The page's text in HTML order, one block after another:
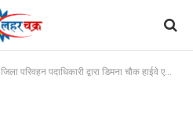
जिला परिवहन पदाधिकारी द्वारा डिमना चौक हाईवे एवं मरीन ड्राईव में चलाया गया जांच अभियानl नो पार्किंग में खड़े 4 वाहनों को किया गया ब्लैकलिस्ट, भारी वाहनों के अनाधिकृत पार्किंग को लेकर प्रशासन सख्त, पकड़े जाने पर सीज होगी गाड़ी एवं वसूला लगेगा जुर्माना